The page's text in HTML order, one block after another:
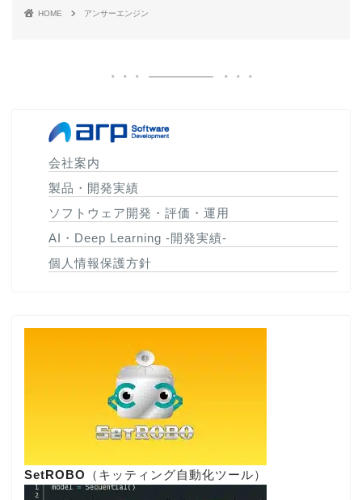
HOME アンサーエンジン
会社案内
製品・開発実績
ソフトウェア開発・評価・運用
AI・Deep Learning -開発実績-
個人情報保護方針
SetROBO （キッティング自動化ツール）